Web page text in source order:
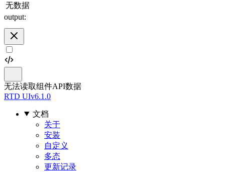
无数据
output:
无法读取组件API数据
RTD UIv6.1.0
文档
关于
安装
自定义
多态
更新记录